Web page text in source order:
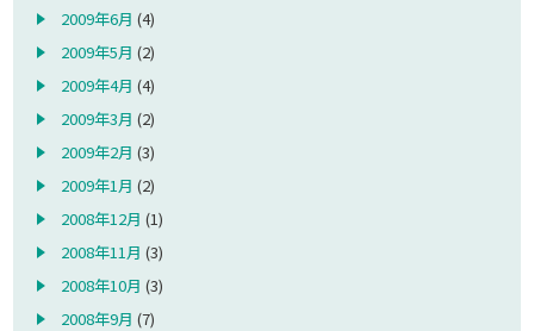
2009年6月 (4)
2009年5月 (2)
2009年4月 (4)
2009年3月 (2)
2009年2月 (3)
2009年1月 (2)
2008年12月 (1)
2008年11月 (3)
2008年10月 (3)
2008年9月 (7)